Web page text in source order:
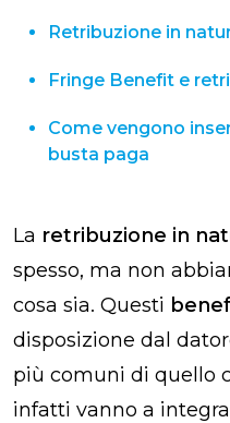
Retribuzione in
Fringe Benefit e
Come vengono
busta paga
La retribuzione in
spesso, ma non
cosa sia. Questi
disposizione dal
più comuni di quello
infatti vanno a